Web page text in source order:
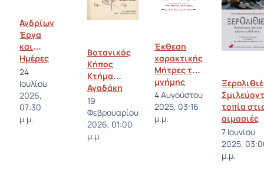
Ανδρίων
Έργα
και
Ημέρες
24
Ιουλίου
2026,
07:30
μ.μ.
Βοτανικός
Κήπος
Κτήμα
Αγαδάκη
Απατούρια
19
Φεβρουαρίου
2026, 01:00
μ.μ.
Έκθεση
χαρακτικής
Μήτρες της
μνήμης
4 Αυγούστου
2025, 03:16
μ.μ.
τοπία
αιμασιές
της
7 Ιουνίου
2025,
μ.μ.